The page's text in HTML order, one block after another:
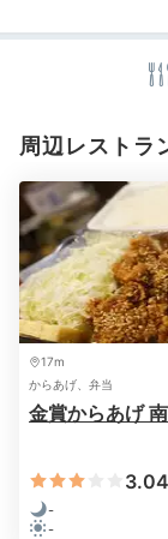
テレビ 冷蔵庫
シャ
ド
※設備・アメニティは
周辺レストラ
17m
からあげ、弁当
金賞からあげ
3.04
-
-